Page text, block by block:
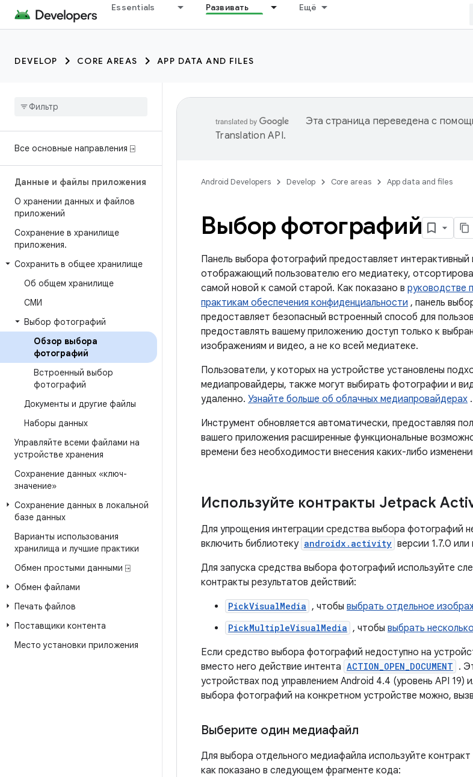
Essentials Развивать Ещё
DEVELOP CORE AREAS APP DATA AND FILES
Все основные направления ⍈
Данные и файлы приложения
О хранении данных и файлов
приложений
Сохранение в хранилище
приложения.
Сохранить в общее хранилище
Об общем хранилище
СМИ
Выбор фотографий
Обзор выбора
фотографий
Встроенный выбор
фотографий
Документы и другие файлы
Наборы данных
Управляйте всеми файлами на
устройстве хранения
Сохранение данных «ключ-
значение»
Сохранение данных в локальной
базе данных
Варианты использования
хранилища и лучшие практики
Обмен простыми данными ⍈
Обмен файлами
Печать файлов
Поставщики контента
Место установки приложения
Эта страница переведена с
Translation API.
Android Developers Develop Core areas App data and files
Выбор фотографий
Панель выбора фотографий предоставляет интерактивный
отображающий пользователю его медиатеку,
самой новой к самой старой. Как показано в руководстве
практикам обеспечения конфиденциальности , панель
предоставляет безопасный встроенный способ для
предоставлять вашему приложению доступ только к
изображениям и видео, а не ко всей медиатеке.
Пользователи, у которых на устройстве установлены
медиапровайдеры, также могут выбирать фотографии и
удаленно. Узнайте больше об облачных медиапровайдерах .
Инструмент обновляется автоматически, предоставляя
вашего приложения расширенные функциональные
времени без необходимости внесения каких-либо
Используйте контракты Jetpack
Для упрощения интеграции средства выбора фотографий
включить библиотеку androidx.activity версии 1.7.0 или
Для запуска средства выбора фотографий используйте
контракты результатов действий:
PickVisualMedia , чтобы выбрать отдельное
PickMultipleVisualMedia , чтобы выбрать
Если средство выбора фотографий недоступно на
вместо него действие интента ACTION_OPEN_DOCUMENT .
устройствах под управлением Android 4.4 (уровень API
выбора фотографий на конкретном устройстве можно,
Выберите один медиафайл
Для выбора отдельного медиафайла используйте контракт
как показано в следующем фрагменте кода: